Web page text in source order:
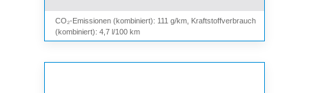
CO₂-Emissionen (kombiniert): 111 g/km, Kraftstoffverbrauch
(kombiniert): 4,7 l/100 km